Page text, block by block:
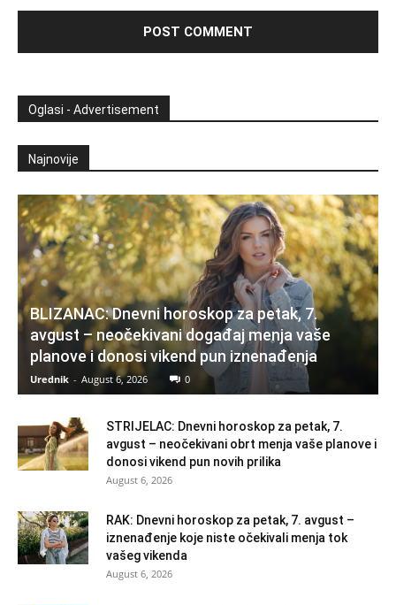
Oglasi - Advertisement
Najnovije
BLIZANAC: Dnevni horoskop za petak, 7.
avgust – neočekivani događaj menja vaše
planove i donosi vikend pun iznenađenja
Urednik - August 6, 2026 0
STRIJELAC: Dnevni horoskop za petak, 7.
avgust – neočekivani obrt menja vaše planove i
donosi vikend pun novih prilika
August 6, 2026
RAK: Dnevni horoskop za petak, 7. avgust –
iznenađenje koje niste očekivali menja tok
vašeg vikenda
August 6, 2026